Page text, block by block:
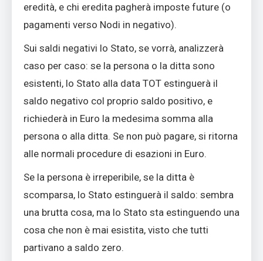
eredità, e chi eredita pagherà imposte future (o
pagamenti verso Nodi in negativo).
Sui saldi negativi lo Stato, se vorrà, analizzerà
caso per caso: se la persona o la ditta sono
esistenti, lo Stato alla data TOT estinguerà il
saldo negativo col proprio saldo positivo, e
richiederà in Euro la medesima somma alla
persona o alla ditta. Se non può pagare, si ritorna
alle normali procedure di esazioni in Euro.
Se la persona è irreperibile, se la ditta è
scomparsa, lo Stato estinguerà il saldo: sembra
una brutta cosa, ma lo Stato sta estinguendo una
cosa che non è mai esistita, visto che tutti
partivano a saldo zero.